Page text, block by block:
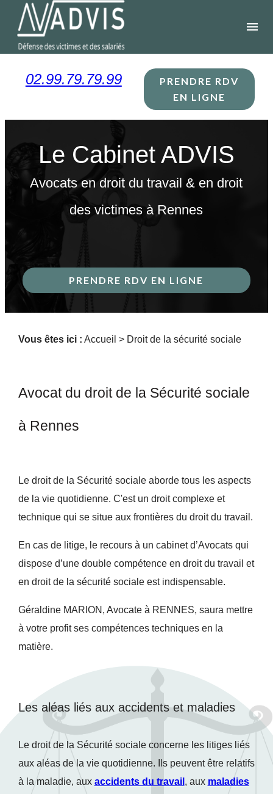
menu
02.99.79.79.99
PRENDRE RDV
EN LIGNE
Le Cabinet ADVIS
Avocats en droit du travail & en droit
des victimes à Rennes
PRENDRE RDV EN LIGNE
Vous êtes ici : Accueil > Droit de la sécurité sociale
Avocat du droit de la Sécurité sociale
à Rennes
Le droit de la Sécurité sociale aborde tous les aspects
de la vie quotidienne. C'est un droit complexe et
technique qui se situe aux frontières du droit du travail.
En cas de litige, le recours à un cabinet d’Avocats qui
dispose d’une double compétence en droit du travail et
en droit de la sécurité sociale est indispensable.
Géraldine MARION, Avocate à RENNES, saura mettre
à votre profit ses compétences techniques en la
matière.
Les aléas liés aux accidents et maladies
Le droit de la Sécurité sociale concerne les litiges liés
aux aléas de la vie quotidienne. Ils peuvent être relatifs
à la maladie, aux accidents du travail , aux maladies
Panneau de gestion des cookies